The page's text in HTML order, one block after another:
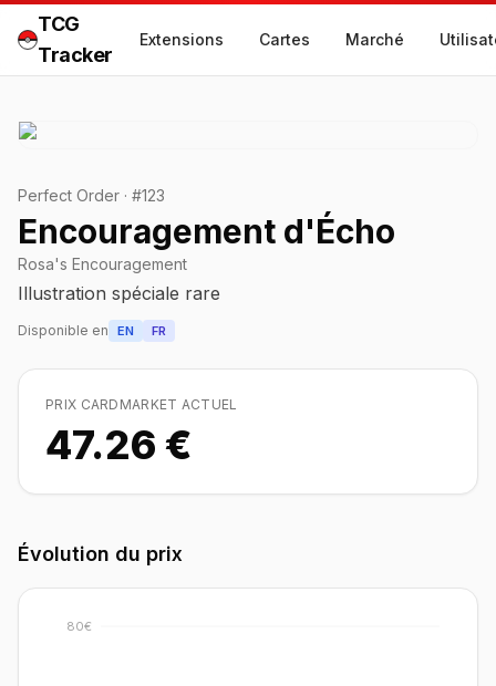
TCG
Tracker
Extensions Cartes Marché
Perfect Order · #123
Encouragement d'Écho
Rosa's Encouragement
Illustration spéciale rare
Disponible en EN FR
PRIX CARDMARKET ACTUEL
47.26 €
Évolution du prix
80€